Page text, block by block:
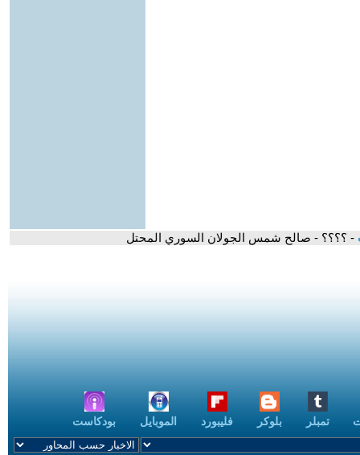
- ؟؟؟؟ - صالح شمس الجولان السوري المحتل
تمبلر بلوكر فليبورد الموبايل بودكاست